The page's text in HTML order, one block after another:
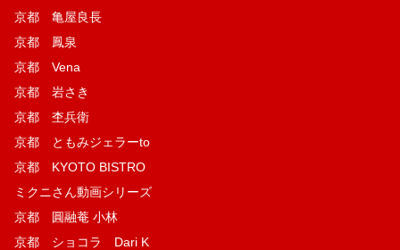
京都 亀屋良長
京都 鳳泉
京都 Vena
京都 岩さき
京都 杢兵衛
京都 ともみジェラーto
京都 KYOTO BISTRO
ミクニさん動画シリーズ
京都 圓融菴 小林
京都 ショコラ Dari K